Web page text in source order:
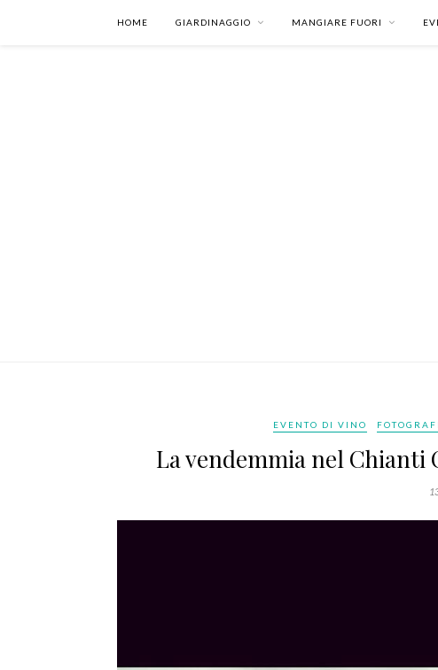
HOME GIARDINAGGIO MANGIARE FUORI
EVENTO DI VINO
La vendemmia nel Chianti